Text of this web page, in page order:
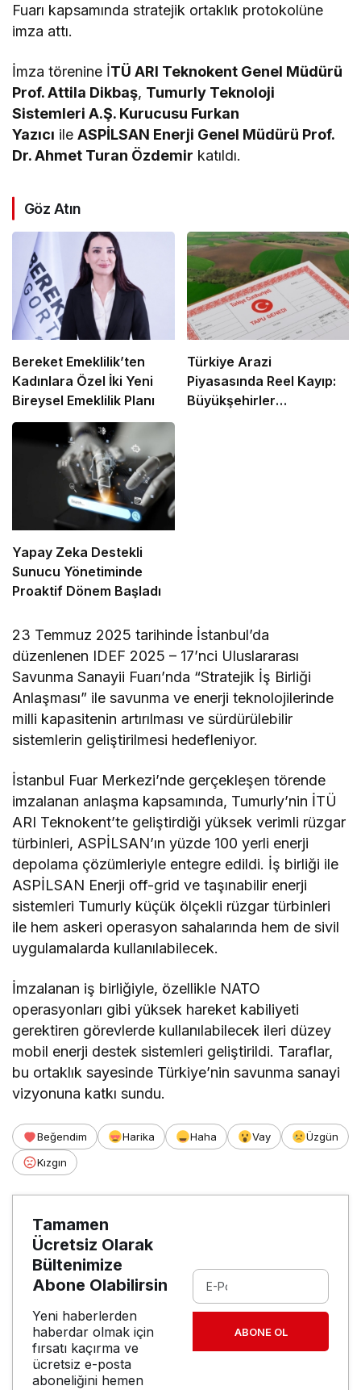
Fuarı kapsamında stratejik ortaklık protokolüne
imza attı.
İmza törenine İTÜ ARI Teknokent Genel Müdürü
Prof. Attila Dikbaş, Tumurly Teknoloji
Sistemleri A.Ş. Kurucusu Furkan
Yazıcı ileASPİLSAN Enerji Genel Müdürü Prof.
Dr. Ahmet Turan Özdemir katıldı.
Göz Atın
Bereket Emeklilik’ten
Kadınlara Özel İki Yeni
Bireysel Emeklilik Planı
Türkiye Arazi
Piyasasında Reel Kayıp:
Büyükşehirler
Yapay Zeka Destekli
Sunucu Yönetiminde
Proaktif Dönem Başladı
23 Temmuz 2025 tarihinde İstanbul’da
düzenlenen IDEF 2025 – 17’nci Uluslararası
Savunma Sanayii Fuarı’nda “Stratejik İş Birliği
Anlaşması” ile savunma ve enerji teknolojilerinde
milli kapasitenin artırılması ve sürdürülebilir
sistemlerin geliştirilmesi hedefleniyor.
İstanbul Fuar Merkezi’nde gerçekleşen törende
imzalanan anlaşma kapsamında, Tumurly’nin İTÜ
ARI Teknokent’te geliştirdiği yüksek verimli rüzgar
türbinleri, ASPİLSAN’ın yüzde 100 yerli enerji
depolama çözümleriyle entegre edildi. İş birliği ile
ASPİLSAN Enerji off-grid ve taşınabilir enerji
sistemleri Tumurly küçük ölçekli rüzgar türbinleri
ile hem askeri operasyon sahalarında hem de sivil
uygulamalarda kullanılabilecek.
İmzalanan iş birliğiyle, özellikle NATO
operasyonları gibi yüksek hareket kabiliyeti
gerektiren görevlerde kullanılabilecek ileri düzey
mobil enerji destek sistemleri geliştirildi. Taraflar,
bu ortaklık sayesinde Türkiye’nin savunma sanayi
vizyonuna katkı sundu.
Beğendim Harika Haha Vay
Üzgün
Kızgın
Tamamen
Ücretsiz Olarak
Bültenimize
Abone Olabilirsin
Yeni haberlerden
haberdar olmak için
fırsatı kaçırma ve
ücretsiz e-posta
aboneliğini hemen
ABONE OL